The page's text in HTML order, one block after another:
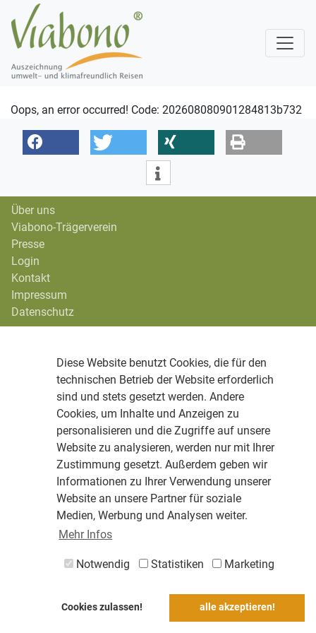
Diese Website benutzt Cookies, die für den
technischen Betrieb der Website erforderlich
sind und stets gesetzt werden. Andere
Cookies, um Inhalte und Anzeigen zu
personalisieren und die Zugriffe auf unsere
Website zu analysieren, werden nur mit Ihrer
Zustimmung gesetzt. Außerdem geben wir
Informationen zu Ihrer Verwendung unserer
Website an unsere Partner für soziale
Medien, Werbung und Analysen weiter.
Mehr Infos
Notwendig Statistiken Marketing
Cookies zulassen! alle akzeptieren!
Oops, an error occurred! Code: 202608080901284813b732
Über uns
Viabono-Trägerverein
Presse
Login
Kontakt
Impressum
Datenschutz